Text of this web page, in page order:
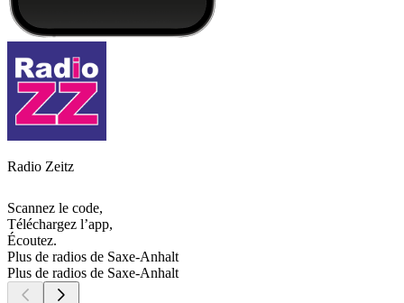
Radio Zeitz
Scannez le code,
Téléchargez l’app,
Écoutez.
Plus de radios de Saxe-Anhalt
Plus de radios de Saxe-Anhalt